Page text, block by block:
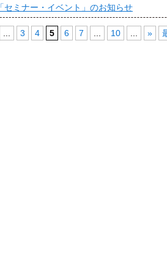
「セミナー・イベント」のお知らせ
3 4 5 6 7 10 »